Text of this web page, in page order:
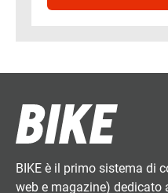
BIKE è il primo sistema di
web e magazine)